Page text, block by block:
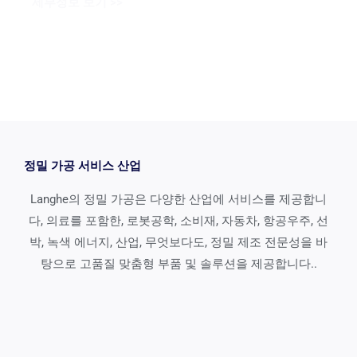
정밀 가공 서비스 산업
Langhe의 정밀 가공은 다양한 산업에 서비스를 제공합니
다, 의료를 포함한, 로봇공학, 소비재, 자동차, 항공우주, 선
박, 녹색 에너지, 산업, 무엇보다도, 정밀 제조 전문성을 바
탕으로 고품질 맞춤형 부품 및 솔루션을 제공합니다..